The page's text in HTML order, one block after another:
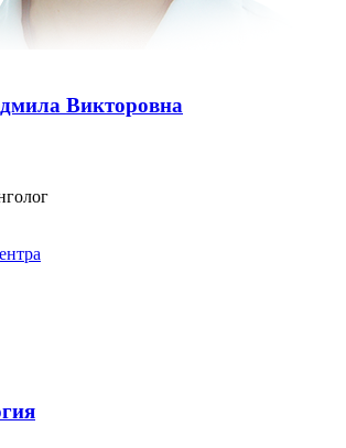
Викторовна